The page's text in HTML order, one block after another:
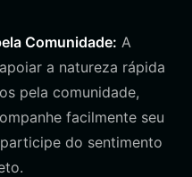
Comunidade: A
a natureza rápida
pela comunidade,
facilmente seu
do sentimento